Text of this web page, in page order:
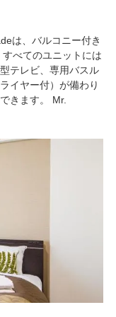
は、バルコニー付き
べてのユニットには
テレビ、専用バスル
イヤー付）が備わり
きます。 Mr.